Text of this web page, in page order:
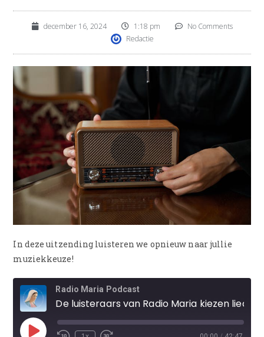
december 16, 2024 1:18 pm
No Comments
Redactie
In deze uitzending luisteren we opnieuw naar jullie
muziekkeuze!
Radio Maria Podcast